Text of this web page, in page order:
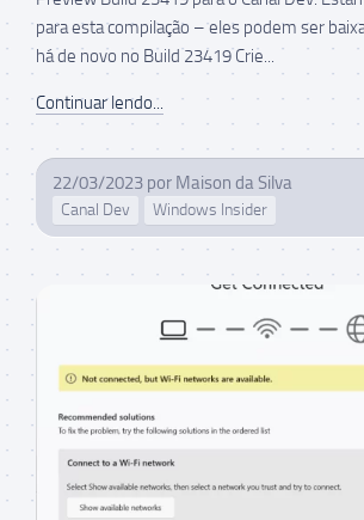
para esta compilação – eles podem ser
há de novo no Build 23419 Crie...
Continuar lendo...
22/03/2023 por Maison da Silva
Canal Dev Windows Insider